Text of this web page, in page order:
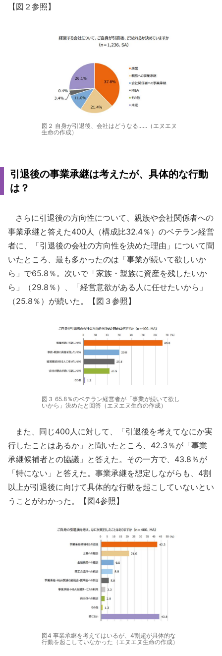
【図２参照】
図２ 自身が引退後、会社はどうなる......（エヌエヌ
生命の作成）
引退後の事業承継は考えたが、具体的な行動
は？
さらに引退後の方向性について、親族や会社関係者への
事業承継と答えた400人（構成比32.4％）のベテラン経営
者に、「引退後の会社の方向性を決めた理由」について聞
いたところ、最も多かったのは「事業が続いて欲しいか
ら」で65.8％。次いで「家族・親族に資産を残したいか
ら」（29.8％）、「経営意欲がある人に任せたいから」
（25.8％）が続いた。【図３参照】
図３ 65.8％のベテラン経営者が「事業が続いて欲し
いから」決めたと回答（エヌエヌ生命の作成）
また、同じ400人に対して、「引退後を考えてなにか実
行したことはあるか」と聞いたところ、42.3％が「事業
承継候補者との協議」と答えた。その一方で、43.8％が
「特にない」と答えた。事業承継を想定しながらも、4割
以上が引退後に向けて具体的な行動を起こしていないとい
うことがわかった。【図4参照】
図4 事業承継を考えてはいるが、4割超が具体的な
行動を起こしていなかった（エヌエヌ生命の作成）